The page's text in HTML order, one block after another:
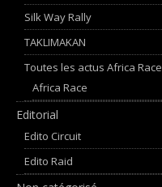
Silk Way Rally
TAKLIMAKAN
Toutes les actus Africa Race
Africa Race
Editorial
Edito Circuit
Edito Raid